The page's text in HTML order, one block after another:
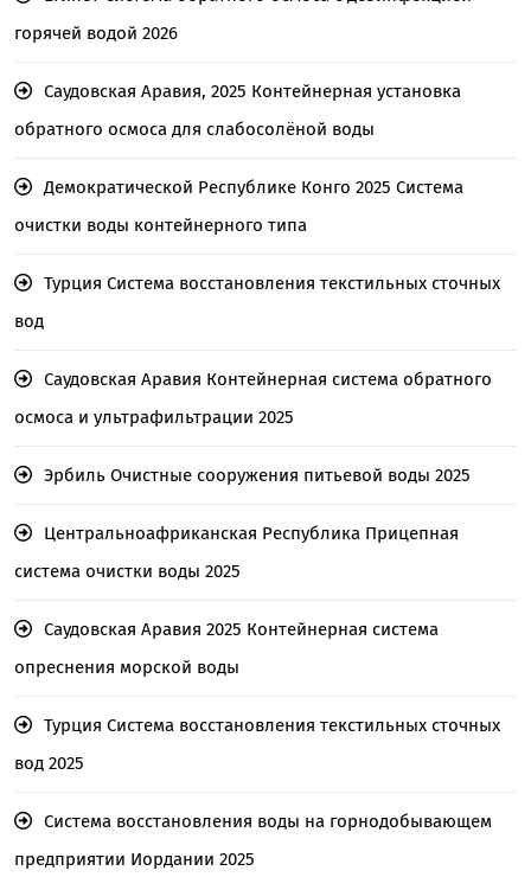
горячей водой 2026
Саудовская Аравия, 2025 Контейнерная установка
обратного осмоса для слабосолёной воды
Демократической Республике Конго 2025 Система
очистки воды контейнерного типа
Турция Система восстановления текстильных сточных
вод
Саудовская Аравия Контейнерная система обратного
осмоса и ультрафильтрации 2025
Эрбиль Очистные сооружения питьевой воды 2025
Центральноафриканская Республика Прицепная
система очистки воды 2025
Саудовская Аравия 2025 Контейнерная система
опреснения морской воды
Турция Система восстановления текстильных сточных
вод 2025
Система восстановления воды на горнодобывающем
предприятии Иордании 2025